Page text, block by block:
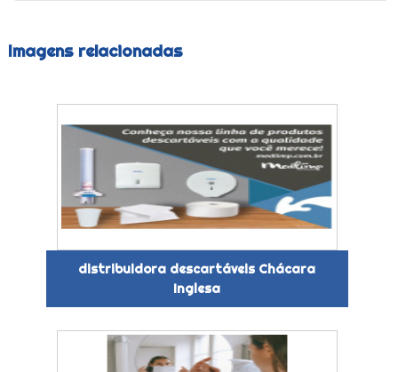
Imagens relacionadas
distribuidora descartáveis Chácara
Inglesa